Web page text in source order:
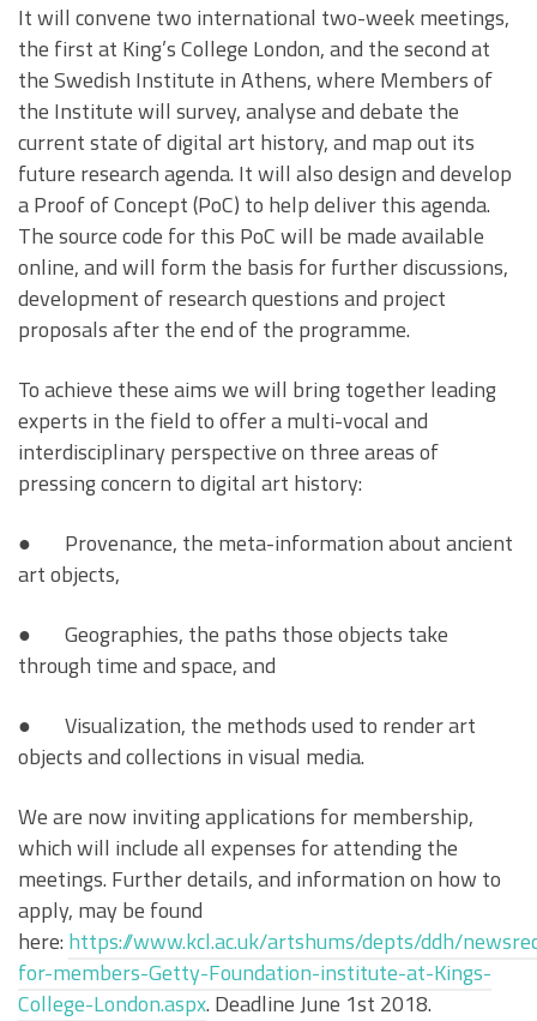
It will convene two international two-week meetings,
the first at King’s College London, and the second at
the Swedish Institute in Athens, where Members of
the Institute will survey, analyse and debate the
current state of digital art history, and map out its
future research agenda. It will also design and develop
a Proof of Concept (PoC) to help deliver this agenda.
The source code for this PoC will be made available
online, and will form the basis for further discussions,
development of research questions and project
proposals after the end of the programme.
To achieve these aims we will bring together leading
experts in the field to offer a multi-vocal and
interdisciplinary perspective on three areas of
pressing concern to digital art history:
● Provenance, the meta-information about ancient
art objects,
● Geographies, the paths those objects take
through time and space, and
● Visualization, the methods used to render art
objects and collections in visual media.
We are now inviting applications for membership,
which will include all expenses for attending the
meetings. Further details, and information on how to
apply, may be found
here: https://www.kcl.ac.uk/artshums/depts/ddh/
for-members-Getty-Foundation-institute-at-Kings-
College-London.aspx. Deadline June 1st 2018.